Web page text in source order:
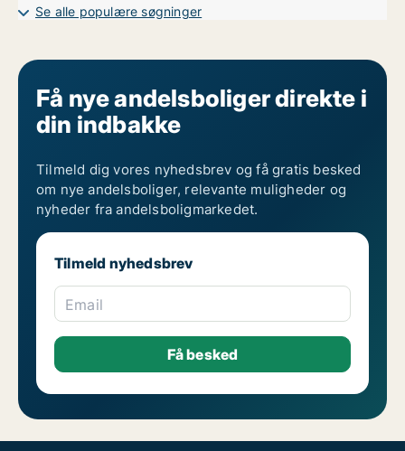
Se alle populære søgninger
Få nye andelsboliger direkte i
din indbakke
Tilmeld dig vores nyhedsbrev og få gratis besked
om nye andelsboliger, relevante muligheder og
nyheder fra andelsboligmarkedet.
Tilmeld nyhedsbrev
Email